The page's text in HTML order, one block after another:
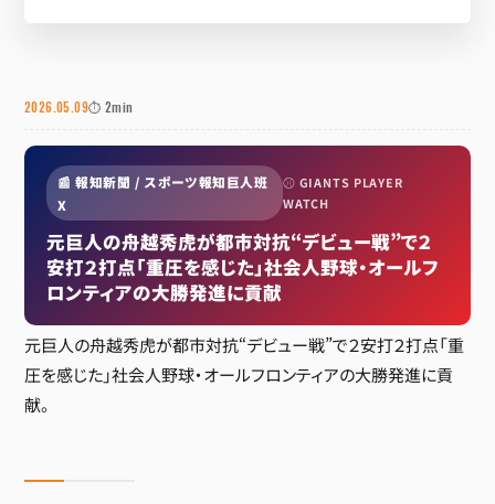
2026.05.09⏱ 2min
📰 報知新聞 / スポーツ報知巨人班
X
⚾ GIANTS PLAYER
WATCH
元巨人の舟越秀虎が都市対抗“デビュー戦”で２
安打２打点「重圧を感じた」社会人野球・オールフ
ロンティアの大勝発進に貢献
元巨人の舟越秀虎が都市対抗“デビュー戦”で２安打２打点「重
圧を感じた」社会人野球・オールフロンティアの大勝発進に貢
献。